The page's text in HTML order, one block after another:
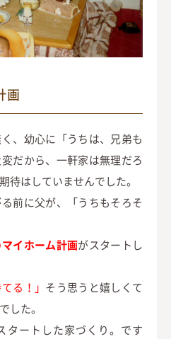
画
、幼心に「うちは、兄弟も
だから、一軒家は無理だろ
待はしていませんでした。
前に父が、「うちもそろそ
イホーム計画がスタートし
る！」 そう思うと嬉しくて
した。
タートした家づくり。です